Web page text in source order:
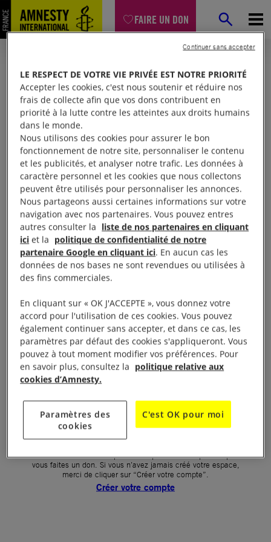
FAIRE UN DON
Mon espace
Connexion
Votre adresse email (obligatoire)
Mot de passe oublié ?
Un problème de connexion ?
Première connexion ?
La création de votre espace n’est pas automatique lorsque
vous faites un don. Si vous n’avez jamais créé votre espace,
merci de cliquer sur “Créer votre compte”.
Créer votre compte
LE RESPECT DE VOTRE VIE PRIVÉE EST NOTRE PRIORITÉ
Accepter les cookies, c'est nous soutenir et réduire nos
frais de collecte afin que vos dons contribuent en
priorité à la lutte contre les atteintes aux droits humains
dans le monde.
Nous utilisons des cookies pour assurer le bon
fonctionnement de notre site, personnaliser le contenu
et les publicités, et analyser notre trafic. Les données à
caractère personnel et les cookies que nous collectons
peuvent être utilisés pour personnaliser les annonces.
Nous partageons aussi certaines informations sur votre
navigation avec nos partenaires. Vous pouvez entres
autres consulter la liste de nos partenaires en cliquant
ici et la politique de confidentialité de notre
partenaire Google en cliquant ici. En aucun cas les
données de nos bases ne sont revendues ou utilisées à
des fins commerciales.
En cliquant sur « OK J'ACCEPTE », vous donnez votre
accord pour l'utilisation de ces cookies. Vous pouvez
également continuer sans accepter, et dans ce cas, les
paramètres par défaut des cookies s'appliqueront. Vous
pouvez à tout moment modifier vos préférences. Pour
en savoir plus, consultez la politique relative aux
cookies d’Amnesty.
Paramètres des
cookies
C'est OK pour moi
Continuer sans accepter